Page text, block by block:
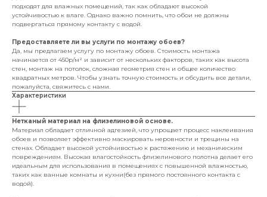
подходят для влажных помещений, так как обладают высокой
устойчивостью к влаге. Однако важно помнить, что обои не должны
подвергаться прямому контакту с водой.
Предоставляете ли вы услуги по монтажу обоев?
Да, мы предлагаем услугу по монтажу обоев. Стоимость монтажа
начинается от 450р/м² и зависит от нескольких факторов, таких как высота
стен, монтаж на потолок, сложная геометрия стен и общее количество
квадратных метров. Чтобы узнать точную стоимость и обсудить все детали,
пожалуйста, свяжитесь с нами.
Характеристики
Нетканый материал на флизелиновой основе.
Материал обладает отличной адгезией, что упрощает процесс наклеивания
обоев и позволяет эффективно маскировать неровности и трещины на
стенах. Обладает высокой устойчивостью к растяжению и механическим
повреждениям. Высокая влагостойкость флизелинового полотна делает его
идеальным для использования в помещениях с повышенной влажностью,
таких как ванные комнаты и кухни(без прямого постоянного контакта с
водой).